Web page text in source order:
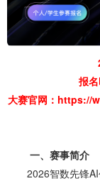
报
大赛官网： https://
一、赛事简介
2026智数先锋AI